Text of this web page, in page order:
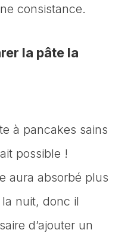
consistance.
la pâte la
à pancakes sains
possible !
aura absorbé plus
nuit, donc il
d’ajouter un